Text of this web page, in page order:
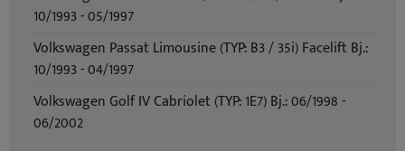
10/1993 - 05/1997
Volkswagen Passat Limousine (TYP: B3 / 35i) Facelift Bj.:
10/1993 - 04/1997
Volkswagen Golf IV Cabriolet (TYP: 1E7) Bj.: 06/1998 -
06/2002